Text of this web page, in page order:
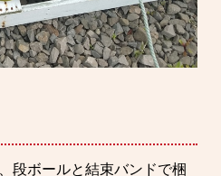
段ボールと結束バンドで梱